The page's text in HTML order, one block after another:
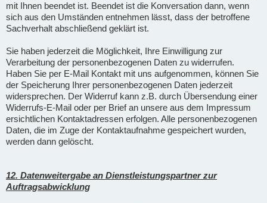
mit Ihnen beendet ist. Beendet ist die Konversation dann, wenn
sich aus den Umständen entnehmen lässt, dass der betroffene
Sachverhalt abschließend geklärt ist.
Sie haben jederzeit die Möglichkeit, Ihre Einwilligung zur
Verarbeitung der personenbezogenen Daten zu widerrufen.
Haben Sie per E-Mail Kontakt mit uns aufgenommen, können Sie
der Speicherung Ihrer personenbezogenen Daten jederzeit
widersprechen. Der Widerruf kann z.B. durch Übersendung einer
Widerrufs-E-Mail oder per Brief an unsere aus dem Impressum
ersichtlichen Kontaktadressen erfolgen. Alle personenbezogenen
Daten, die im Zuge der Kontaktaufnahme gespeichert wurden,
werden dann gelöscht.
12. Datenweitergabe an Dienstleistungspartner zur
Auftragsabwicklung